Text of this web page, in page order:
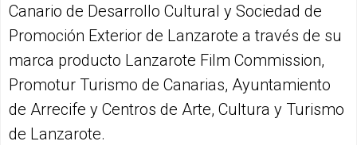
Canario de Desarrollo Cultural y Sociedad de
Promoción Exterior de Lanzarote a través de su
marca producto Lanzarote Film Commission,
Promotur Turismo de Canarias, Ayuntamiento
de Arrecife y Centros de Arte, Cultura y Turismo
de Lanzarote.